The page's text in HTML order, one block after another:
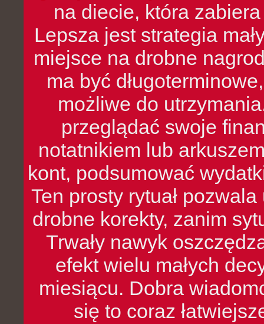
na diecie, która
Lepsza jest strategia
miejsce na drobne
ma być
możliwe do
przeglądać swoje
notatnikiem lub
kont, podsumować
Ten prosty rytuał
drobne korekty, zanim
Trwały nawyk
efekt wielu małych
miesiącu. Dobra
się to coraz